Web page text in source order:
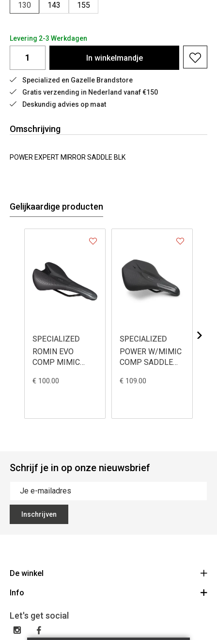
130 143 155
Levering 2-3 Werkdagen
In winkelmandje
Specialized en Gazelle Brandstore
Gratis verzending in Nederland vanaf €150
Deskundig advies op maat
Omschrijving
POWER EXPERT MIRROR SADDLE BLK
Gelijkaardige producten
SPECIALIZED
ROMIN EVO
COMP MIMIC
€ 100.00
SPECIALIZED
POWER W/MIMIC
COMP SADDLE
€ 109.00
Schrijf je in op onze nieuwsbrief
Inschrijven
De winkel
Bike Center Woerden
Bezoekadres
0348-482804
info@bikecenterwoerden.nl<br /> NL851552535B01<br
Info
Algemene voorwaarden
Cadeaubon
Let's get social